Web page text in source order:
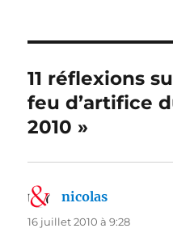
11 réflexions
feu d’artifice
2010 »
nicolas
16 juillet 2010 à 9:28